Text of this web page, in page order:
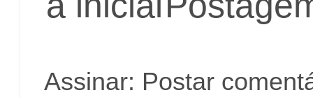
Assinar: Postar